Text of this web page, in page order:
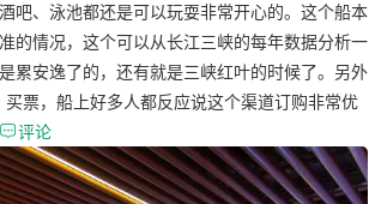
吧、泳池都还是可以玩耍非常开心的。这个船本
的情况，这个可以从长江三峡的每年数据分析一
累安逸了的，还有就是三峡红叶的时候了。另外
买票，船上好多人都反应说这个渠道订购非常优
评论